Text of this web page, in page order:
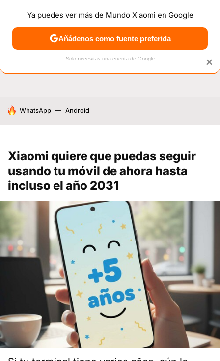
NOTICIAS MÓVILES TUTORIALES OFERTAS
HOY SE HABLA DE
WhatsApp Android
Xiaomi quiere que puedas seguir
usando tu móvil de ahora hasta
incluso el año 2031
×
Ya puedes ver más de Mundo Xiaomi en Google
Añádenos como fuente preferida
Solo necesitas una cuenta de Google